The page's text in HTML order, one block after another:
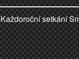
Každoroční setkání